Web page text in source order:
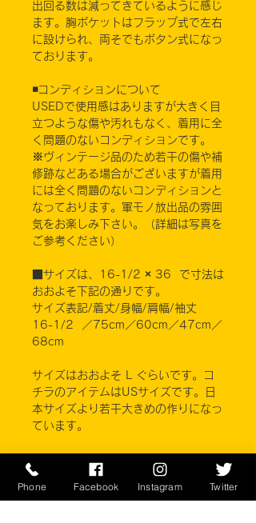
出回る数は減ってきているように感じ
ます。胸ポケットはフラップ式で左右
に設けられ、両そでもボタン式になっ
ております。
◾️コンディションについて
USEDで使用感はありますが大きく目
立つような傷や汚れもなく、着用に全
く問題のないコンディションです。
※ヴィンテージ品のため若干の傷や補
修跡などある場合がございますが着用
には全く問題のないコンディションと
なっております。軍モノ放出品の雰囲
気をお楽しみ下さい。（詳細は写真を
ご参考ください）
■サイズは、16-1/2 × 36 で寸法は
おおよそ下記の通りです。
サイズ表記/着丈/身幅/肩幅/袖丈
16-1/2 ／75cm／60cm／47cm／
68cm
サイズはおおよそ L ぐらいです。コ
チラのアイテムはUSサイズです。日
本サイズより若干大きめの作りになっ
ています。
素材 ポリ50% コットン50%
Phone Facebook Instagram Twitter